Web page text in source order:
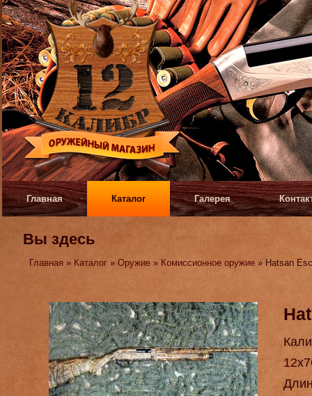
Главная Каталог Галерея
Вы здесь
Главная » Каталог »Оружие » Комиссионное оружие » Hatsan